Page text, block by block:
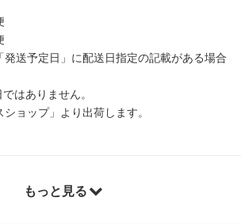
発送予定日」に配送日指定の記載がある場合
はありません。
ョップ」より出荷します。
もっと見る